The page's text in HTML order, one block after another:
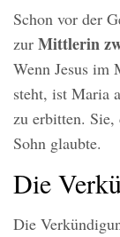
Schon vor der
zur Mittlerin
Wenn Jesus im
steht, ist Maria
zu erbitten. Sie,
Sohn glaubte.
Die
Die